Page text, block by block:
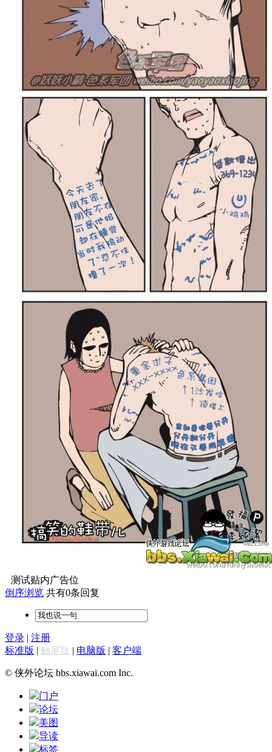
测试贴内广告位
倒序浏览 共有0条回复
登录 | 注册
标准版 | 触屏版 | 电脑版 | 客户端
© 侠外论坛 bbs.xiawai.com Inc.
门户
论坛
美图
导读
标签